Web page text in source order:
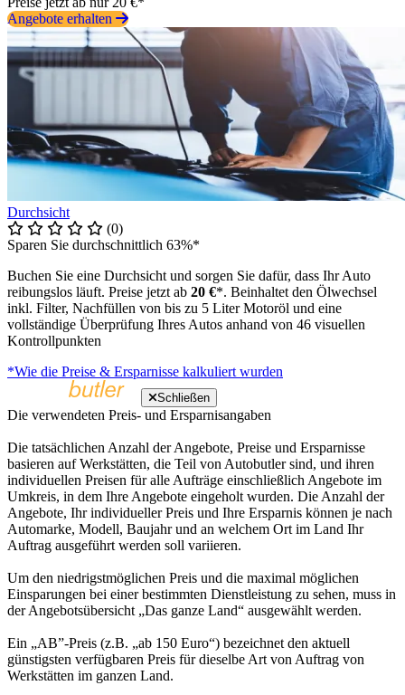
Angebote erhalten
Durchsicht
(0)
Sparen Sie durchschnittlich 63%*
Buchen Sie eine Durchsicht und sorgen Sie dafür, dass Ihr Auto
reibungslos läuft. Preise jetzt ab 20 €*. Beinhaltet den Ölwechsel
inkl. Filter, Nachfüllen von bis zu 5 Liter Motoröl und eine
vollständige Überprüfung Ihres Autos anhand von 46 visuellen
Kontrollpunkten
*Wie die Preise & Ersparnisse kalkuliert wurden
Schließen
Die verwendeten Preis- und Ersparnisangaben
Die tatsächlichen Anzahl der Angebote, Preise und Ersparnisse
basieren auf Werkstätten, die Teil von Autobutler sind, und ihren
individuellen Preisen für alle Aufträge einschließlich Angebote im
Umkreis, in dem Ihre Angebote eingeholt wurden. Die Anzahl der
Angebote, Ihr individueller Preis und Ihre Ersparnis können je nach
Automarke, Modell, Baujahr und an welchem Ort im Land Ihr
Auftrag ausgeführt werden soll variieren.
Um den niedrigstmöglichen Preis und die maximal möglichen
Einsparungen bei einer bestimmten Dienstleistung zu sehen, muss in
der Angebotsübersicht „Das ganze Land“ ausgewählt werden.
Ein „AB”-Preis (z.B. „ab 150 Euro“) bezeichnet den aktuell
günstigsten verfügbaren Preis für dieselbe Art von Auftrag von
Werkstätten im ganzen Land.